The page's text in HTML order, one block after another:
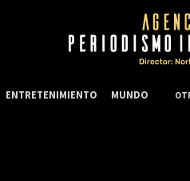
ENTRETENIMIENTO MUNDO